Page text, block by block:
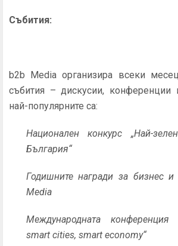
Събития:
b2b Media организира всеки
събития – дискусии, конференции
най-популярните са:
Национален конкурс „Най-
България“
Годишните награди за бизнес
Media
Международната конференция
smart cities, smart economy“